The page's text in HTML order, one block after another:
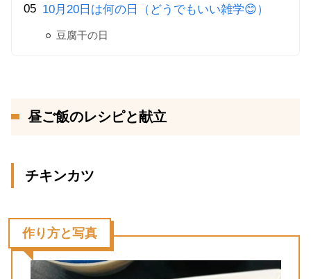
10月20日は何の日（どうでもいい雑学😊）
豆腐干の日
昼ご飯のレシピと献立
チキンカツ
作り方と写真